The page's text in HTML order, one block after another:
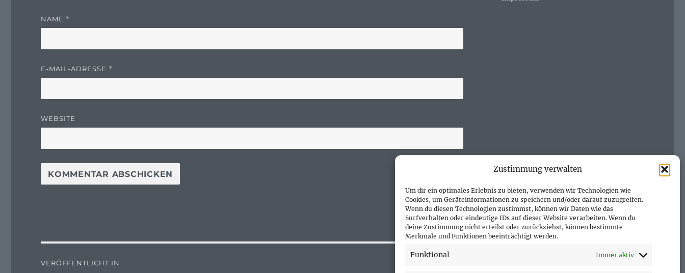
Zustimmung verwalten
Um dir ein optimales Erlebnis zu bieten, verwenden wir Technologien wie
Cookies, um Geräteinformationen zu speichern und/oder darauf zuzugreifen.
Wenn du diesen Technologien zustimmst, können wir Daten wie das
Surfverhalten oder eindeutige IDs auf dieser Website verarbeiten. Wenn du
deine Zustimmung nicht erteilst oder zurückziehst, können bestimmte
Merkmale und Funktionen beeinträchtigt werden.
Funktional Immer aktiv
NAME *
E-MAIL-ADRESSE *
WEBSITE
VERÖFFENTLICHT IN